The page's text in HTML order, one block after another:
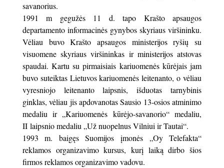
savanorius.
1991 m gegužės 11 d. tapo Krašto apsaugos
departamento informacinės gynybos skyriaus viršininku.
Vėliau buvo Krašto apsaugos ministerijos ryšių su
visuomene skyriaus viršininkas ir ministerijos atstovas
spaudai. Kartu su pirmaisiais kariuomenės kūrėjais jam
buvo suteiktas Lietuvos kariuomenės leitenanto, o vėliau
vyresniojo leitenanto laipsnis, išduotas tarnybinis
ginklas, vėliau jis apdovanotas Sausio 13-osios atminimo
medaliu ir „Kariuomenės kūrėjo-savanorio“ medaliu,
II laipsnio medaliu „Už nuopelnus Vilniui ir Tautai“.
1993 m. baigęs Suomijos įmonės „Oy Telefakta“
reklamos organizavimo kursus, kurį laiką dirbo šios
firmos reklamos organizavimo vadovu.